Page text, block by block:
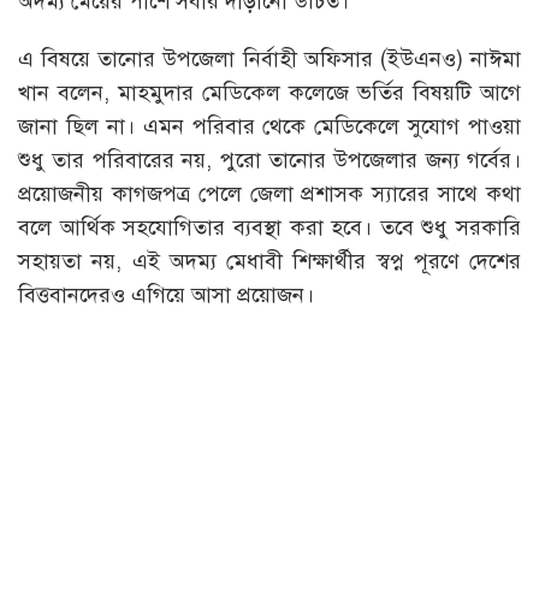
এ বিষয়ে তানোর উপজেলা নির্বাহী অফিসার (ইউএনও) নাঈমা
খান বলেন, মাহমুদার মেডিকেল কলেজে ভর্তির বিষয়টি আগে
জানা ছিল না। এমন পরিবার থেকে মেডিকেলে সুযোগ পাওয়া
শুধু তার পরিবারের নয়, পুরো তানোর উপজেলার জন্য গর্বের।
প্রয়োজনীয় কাগজপত্র পেলে জেলা প্রশাসক স্যারের সাথে কথা
বলে আর্থিক সহযোগিতার ব্যবস্থা করা হবে। তবে শুধু সরকারি
সহায়তা নয়, এই অদম্য মেধাবী শিক্ষার্থীর স্বপ্ন পূরণে দেশের
বিত্তবানদেরও এগিয়ে আসা প্রয়োজন।